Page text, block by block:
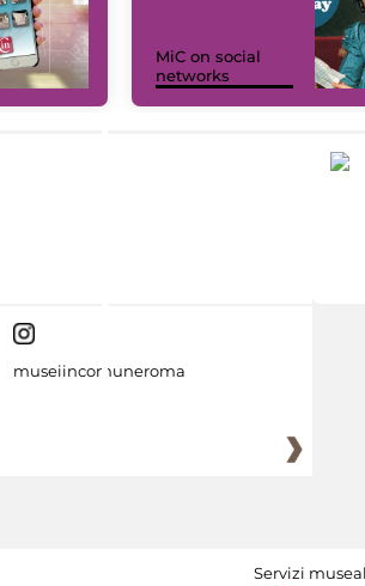
MiC on social
networks
museiincomuneroma
Servizi